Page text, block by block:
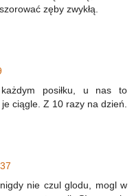
zęby zwykłą.
posiłku, u nas to
ciągle. Z 10 razy na dzień.
nie czul glodu, mogl w